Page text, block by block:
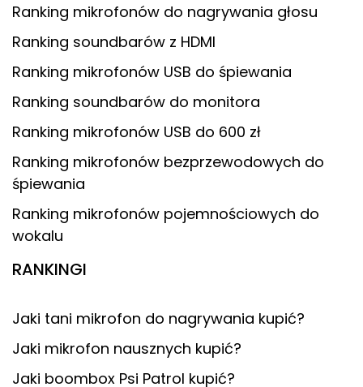
Ranking mikrofonów do nagrywania głosu
Ranking soundbarów z HDMI
Ranking mikrofonów USB do śpiewania
Ranking soundbarów do monitora
Ranking mikrofonów USB do 600 zł
Ranking mikrofonów bezprzewodowych do
śpiewania
Ranking mikrofonów pojemnościowych do
wokalu
RANKINGI
Jaki tani mikrofon do nagrywania kupić?
Jaki mikrofon nausznych kupić?
Jaki boombox Psi Patrol kupić?